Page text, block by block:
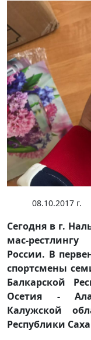
08.10.2017 г.
Сегодня в г.
мас-
России. В
спортсмены
Балкарской
Осетия -
Калужской
Республики